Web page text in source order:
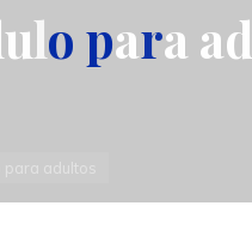
ulo para ad